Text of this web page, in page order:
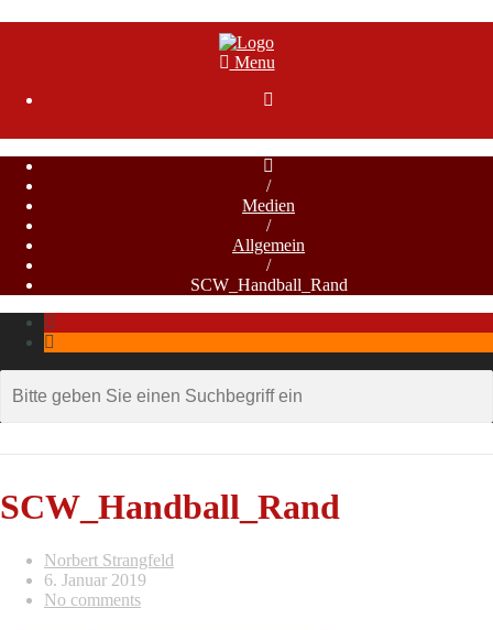
Menu

/
Medien
/
Allgemein
/
SCW_Handball_Rand
SCW_Handball_Rand
Norbert Strangfeld
6. Januar 2019
No comments